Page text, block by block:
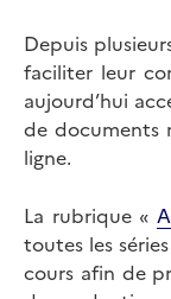
Depuis
faciliter leur
aujourd’hui
de documents
ligne.
La rubrique «
toutes les
cours afin de